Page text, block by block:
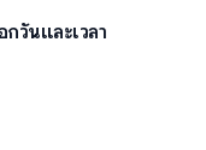
กวันและเวลา